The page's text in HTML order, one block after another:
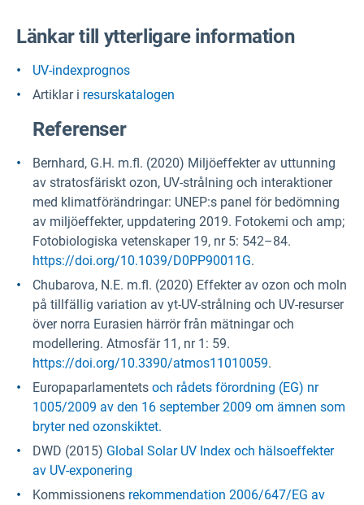
Länkar till ytterligare information
UV-indexprognos
Artiklar i resurskatalogen
Referenser
Bernhard, G.H. m.fl. (2020) Miljöeffekter av uttunning
av stratosfäriskt ozon, UV-strålning och interaktioner
med klimatförändringar: UNEP:s panel för bedömning
av miljöeffekter, uppdatering 2019. Fotokemi och amp;
Fotobiologiska vetenskaper 19, nr 5: 542–84.
https://doi.org/10.1039/D0PP90011G.
Chubarova, N.E. m.fl. (2020) Effekter av ozon och moln
på tillfällig variation av yt-UV-strålning och UV-resurser
över norra Eurasien härrör från mätningar och
modellering. Atmosfär 11, nr 1: 59.
https://doi.org/10.3390/atmos11010059.
Europaparlamentets och rådets förordning (EG) nr
1005/2009 av den 16 september 2009 om ämnen som
bryter ned ozonskiktet.
DWD (2015) Global Solar UV Index och hälsoeffekter
av UV-exponering
Kommissionens rekommendation 2006/647/EG av